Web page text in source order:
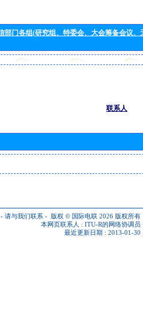
部门各组(研究组、特委会、大会筹备会议
联系人
- 请与我们联系 - 版权 © 国际电联 2026 版权所有
本网页联系人 : ITU-R的网络协调员
最近更新日期 : 2013-01-30